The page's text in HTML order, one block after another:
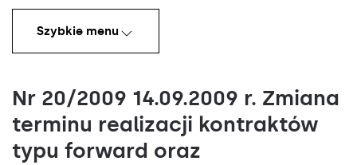
Szybkie menu
Nr 20/2009 14.09.2009 r. Zmiana
terminu realizacji kontraktów
typu forward oraz